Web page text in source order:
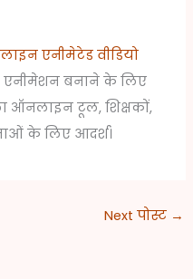
एनीमेटेड वीडियो
एनीमेशन बनाने के लिए
ऑनलाइन टूल, शिक्षकों,
के लिए आदर्श।
Next पोस्ट →